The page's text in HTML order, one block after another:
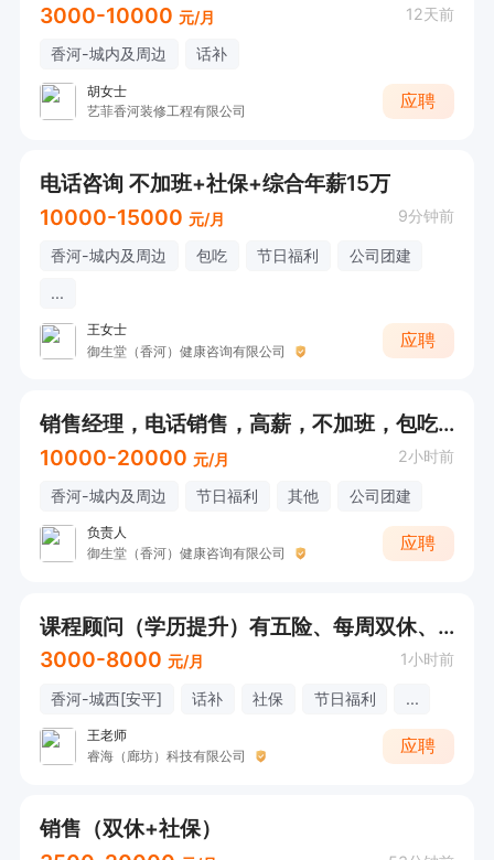
3000-10000 元/月 12天前
香河-城内及周边 话补
胡女士
艺菲香河装修工程有限公司
应聘
电话咨询 不加班+社保+综合年薪15万
10000-15000 元/月 9分钟前
香河-城内及周边 包吃 节日福利
公司团建
...
王女士
御生堂（香河）健康咨询有限公司
应聘
销售经理，电话销售，高薪，不加班，包吃，有保险
10000-20000 元/月 2小时前
香河-城内及周边 节日福利 其他 公司团建
负责人
御生堂（香河）健康咨询有限公司
应聘
课程顾问（学历提升）有五险、每周双休、早8点半-下午5点半
3000-8000 元/月 1小时前
香河-城西[安平] 话补 社保 节日福利 ...
王老师
睿海（廊坊）科技有限公司
应聘
销售（双休+社保）